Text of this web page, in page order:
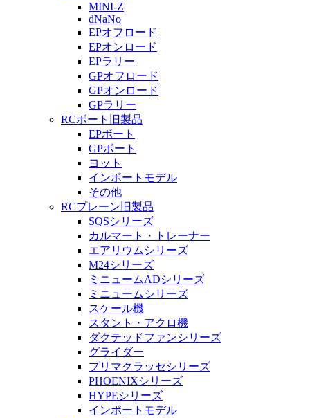
MINI-Z
dNaNo
EPオフロード
EPオンロード
EPラリー
GPオフロード
GPオンロード
GPラリー
RCボート旧製品
EPボート
GPボート
ヨット
インポートモデル
その他
RCプレーン旧製品
SQSシリーズ
カルマート・トレーナー
エアリウムシリーズ
M24シリーズ
ミニュームADシリーズ
ミニュームシリーズ
スケール機
スタント・アクロ機
ダクテッドファンシリーズ
グライダー
プリマクラッセシリーズ
PHOENIXシリーズ
HYPEシリーズ
インポートモデル